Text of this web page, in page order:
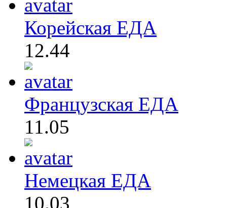
Корейская ЕДА
12.44
Французская ЕДА
11.05
Немецкая ЕДА
10.03